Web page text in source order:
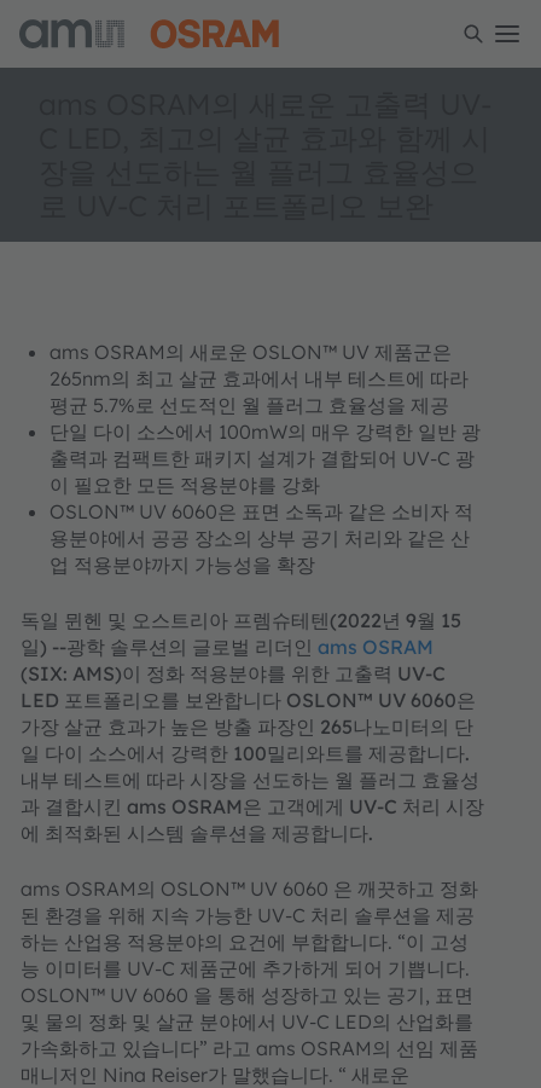
ams OSRAM의 새로운 OSLON™ UV 제품군은
265nm의 최고 살균 효과에서 내부 테스트에 따라
평균 5.7%로 선도적인 월 플러그 효율성을 제공
단일 다이 소스에서 100mW의 매우 강력한 일반 광
출력과 컴팩트한 패키지 설계가 결합되어 UV-C 광
이 필요한 모든 적용분야를 강화
OSLON™ UV 6060은 표면 소독과 같은 소비자 적
용분야에서 공공 장소의 상부 공기 처리와 같은 산
업 적용분야까지 가능성을 확장
독일 뮌헨 및 오스트리아 프렘슈테텐(2022년 9월 15
일) --광학 솔루션의 글로벌 리더인 ams OSRAM
(SIX: AMS)이 정화 적용분야를 위한 고출력 UV-C
LED 포트폴리오를 보완합니다 OSLON™ UV 6060은
가장 살균 효과가 높은 방출 파장인 265나노미터의 단
일 다이 소스에서 강력한 100밀리와트를 제공합니다.
내부 테스트에 따라 시장을 선도하는 월 플러그 효율성
과 결합시킨 ams OSRAM은 고객에게 UV-C 처리 시장
에 최적화된 시스템 솔루션을 제공합니다.
ams OSRAM의 OSLON™ UV 6060 은 깨끗하고 정화
된 환경을 위해 지속 가능한 UV-C 처리 솔루션을 제공
하는 산업용 적용분야의 요건에 부합합니다. “이 고성
능 이미터를 UV-C 제품군에 추가하게 되어 기쁩니다.
OSLON™ UV 6060 을 통해 성장하고 있는 공기, 표면
및 물의 정화 및 살균 분야에서 UV-C LED의 산업화를
가속화하고 있습니다” 라고 ams OSRAM의 선임 제품
매니저인 Nina Reiser가 말했습니다. “ 새로운